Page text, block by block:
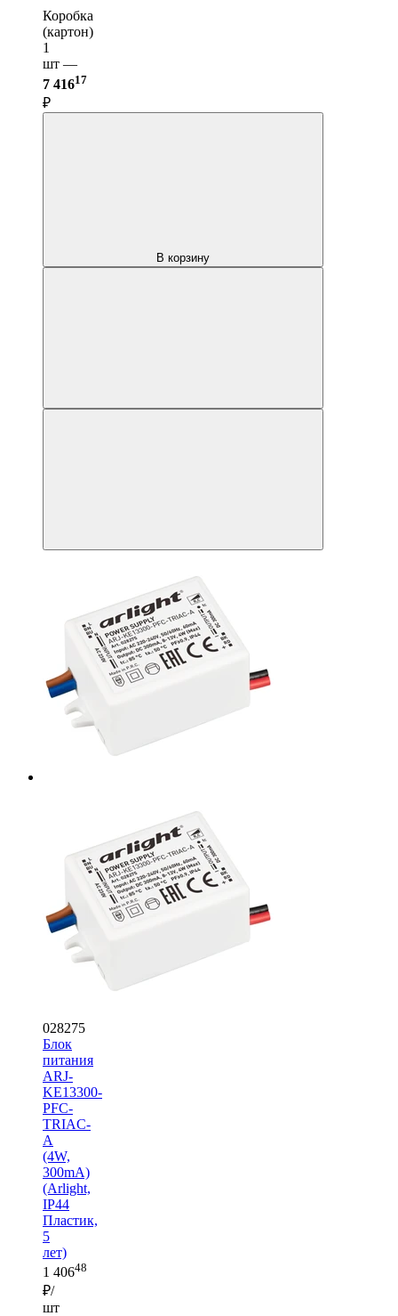
Коробка
(картон)
1
шт —
7 41617
₽
В корзину
028275
Блок
питания
ARJ-
KE13300-
PFC-
TRIAC-
A
(4W,
300mA)
(Arlight,
IP44
Пластик,
5
лет)
1 40648
₽/
шт